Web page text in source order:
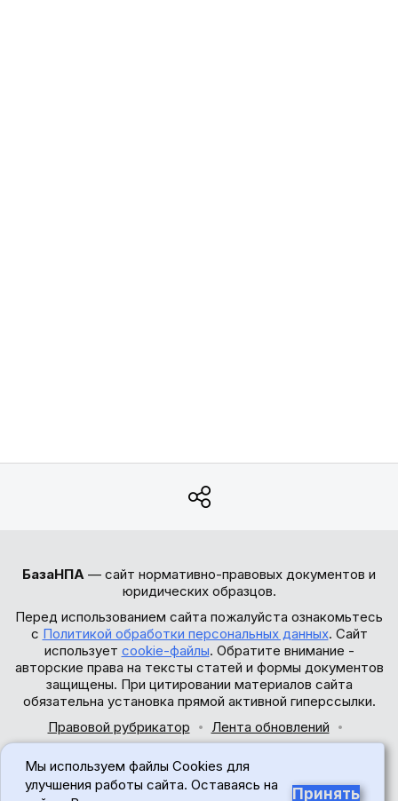
БазаНПА — сайт нормативно-правовых документов и
юридических образцов.
Перед использованием сайта пожалуйста ознакомьтесь
с Политикой обработки персональных данных. Сайт
использует cookie-файлы. Обратите внимание -
авторские права на тексты статей и формы документов
защищены. При цитировании материалов сайта
обязательна установка прямой активной гиперссылки.
Правовой рубрикатор
Лента обновлений
© 2017-2026
Мы используем файлы Cookies для
улучшения работы сайта. Оставаясь на
Принять